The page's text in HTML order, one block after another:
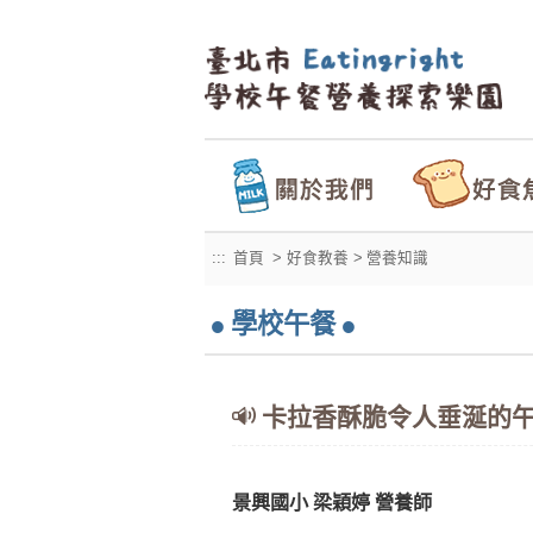
::: 首頁 > 好食教養 > 營養知識
學校午餐
卡拉香酥脆令人垂涎的
景興國小 梁穎婷 營養師